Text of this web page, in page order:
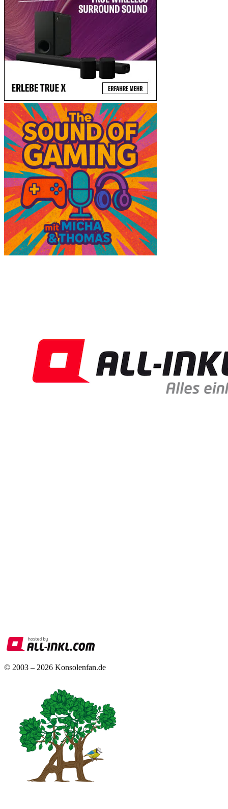
© 2003 – 2026 Konsolenfan.de